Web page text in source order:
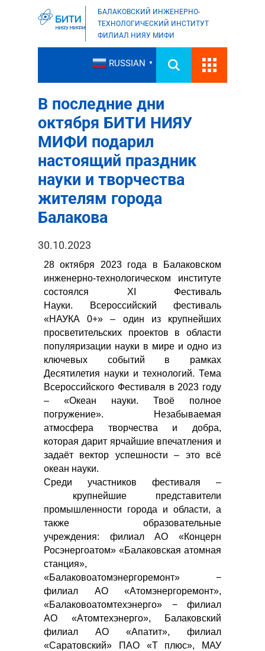
БАЛАКОВСКИЙ ИНЖЕНЕРНО-
ТЕХНОЛОГИЧЕСКИЙ ИНСТИТУТ
ФИЛИАЛ НИЯУ МИФИ
RUSSIAN ▼
В последние дни
октября БИТИ НИЯУ
МИФИ подарил
настоящий праздник
науки и творчества
жителям города
Балакова
30.10.2023
28 октября 2023 года в Балаковском
инженерно-технологическом институте
состоялся XI Фестиваль
Науки. Всероссийский фестиваль
«НАУКА 0+» – один из крупнейших
просветительских проектов в области
популяризации науки в мире и одно из
ключевых событий в рамках
Десятилетия науки и технологий. Тема
Всероссийского Фестиваля в 2023 году
– «Океан науки. Твоё полное
погружение». Незабываемая
атмосфера творчества и добра,
которая дарит ярчайшие впечатления и
задаёт вектор успешности – это всё
океан науки.
Среди участников фестиваля –
крупнейшие представители
промышленности города и области, а
также образовательные
учреждения: филиал АО «Концерн
Росэнергоатом» «Балаковская атомная
станция»,
«Балаковоатомэнергоремонт» −
филиал АО «Атомэнергоремонт»,
«Балаковоатомтехэнерго» − филиал
АО «Атомтехэнерго», Балаковский
филиал АО «Апатит», филиал
«Саратовский» ПАО «Т плюс», МАУ